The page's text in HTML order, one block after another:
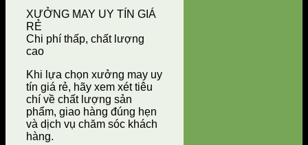
XƯỞNG MAY UY TÍN GIÁ
RẺ
Chi phí thấp, chất lượng
cao
Khi lựa chọn xưởng may uy
tín giá rẻ, hãy xem xét tiêu
chí về chất lượng sản
phẩm, giao hàng đúng hẹn
và dịch vụ chăm sóc khách
hàng.